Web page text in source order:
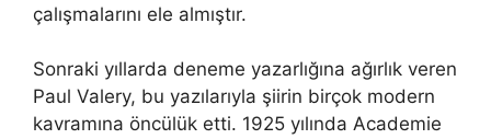
çalışmalarını ele almıştır.
Sonraki yıllarda deneme yazarlığına ağırlık veren
Paul Valery, bu yazılarıyla şiirin birçok modern
kavramına öncülük etti. 1925 yılında Academie